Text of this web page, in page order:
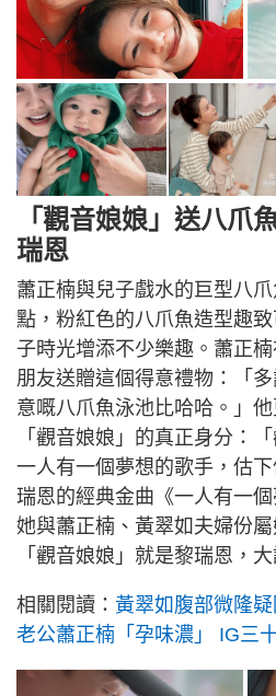
「觀音娘娘」送八爪
瑞恩
蕭正楠與兒子戲水的巨型八
點，粉紅色的八爪魚造型趣
子時光增添不少樂趣。蕭正
朋友送贈這個得意禮物：「
意嘅八爪魚泳池比哈哈。」
「觀音娘娘」的真正身分：
一人有一個夢想的歌手，估
瑞恩的經典金曲《一人有一
她與蕭正楠、黃翠如夫婦份
「觀音娘娘」就是黎瑞恩，
相關閱讀： 黃翠如腹部微隆
老公蕭正楠「孕味濃」 IG三